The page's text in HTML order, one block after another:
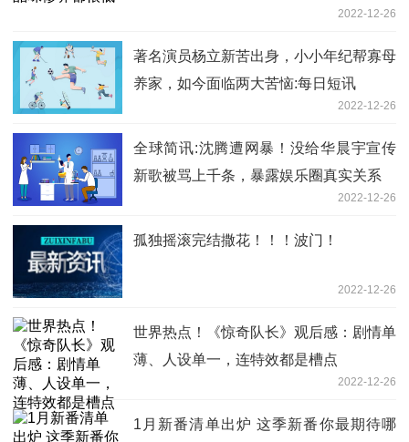
2022-12-26
著名演员杨立新苦出身，小小年纪帮寡母
养家，如今面临两大苦恼:每日短讯
2022-12-26
全球简讯:沈腾遭网暴！没给华晨宇宣传
新歌被骂上千条，暴露娱乐圈真实关系
2022-12-26
孤独摇滚完结撒花！！！波门！
2022-12-26
世界热点！《惊奇队长》观后感：剧情单
薄、人设单一，连特效都是槽点
2022-12-26
1月新番清单出炉 这季新番你最期待哪